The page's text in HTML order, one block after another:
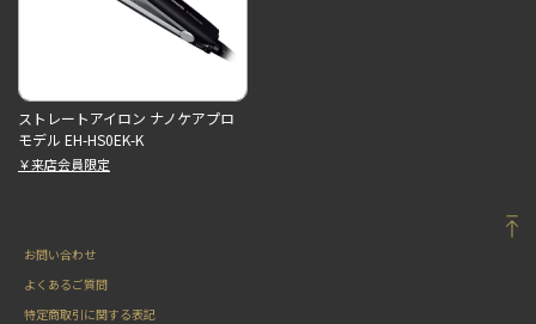
ストレートアイロン ナノケアプロ
モデル EH-HS0EK-K
￥来店会員限定
お問い合わせ
よくあるご質問
特定商取引に関する表記